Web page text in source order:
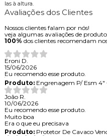
las à altura.
Avaliações dos Clientes
Nossos clientes falam por nós!
veja algumas avaliações de
100% dos clientes recomendam
Eroni D.
15/06/2026
Eu recomendo esse produto.
Produto:Engrenagem P/ Esm 4"
João R.
10/06/2026
Eu recomendo esse produto.
Muito boa
Era o que eu precisava
Produto:Protetor De Cavaco